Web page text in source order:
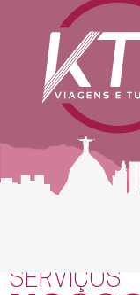
SERVIÇOS